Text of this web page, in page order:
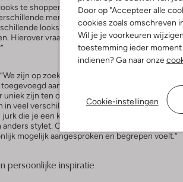
Door op "Accepteer alle
cookies zoals omschreven
Wil je je voorkeuren
toestemming ieder
indienen? Ga naar onze
Cookie-instellingen
te shoppen, van top tot teen. De outfits
merken en prijscategorieën naar
looks verwerkt en kun je lekker
Hierover vraagt Diane aan Marlinde: “Hoe is
zijn op zoek gegaan naar een manier
toegevoegd aan onze collectie, omdat we de
uniek zijn ten opzichte van onze concurrent.
in veel verschillende situaties: van speciale
jurk die je een keer voor een bruiloft hebt
anders stylet. Op die manier willen we nog
mogelijk aangesproken en begrepen voelt.”
persoonlijke inspiratie